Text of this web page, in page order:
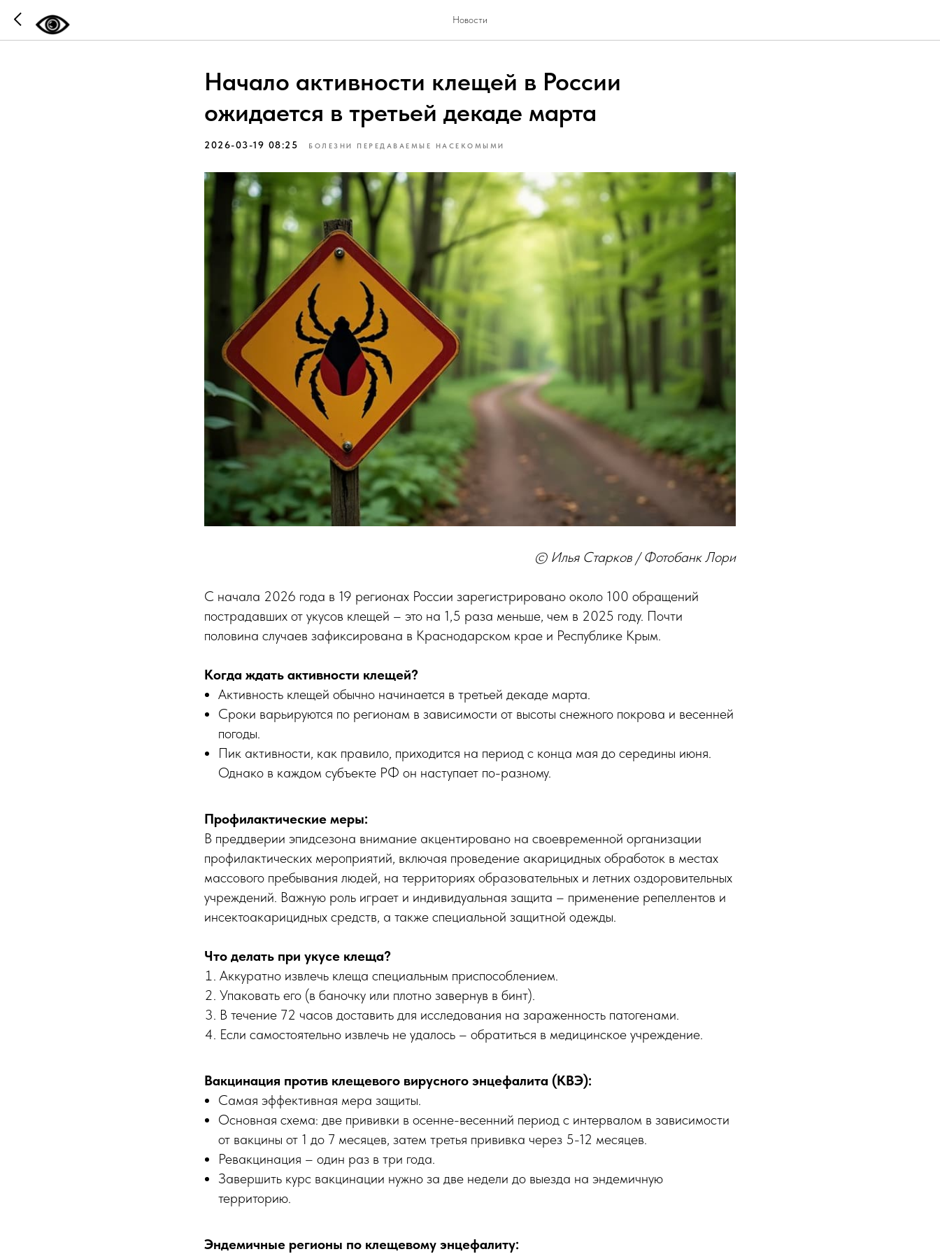
Новости
Начало активности клещей в России
ожидается в третьей декаде марта
2026-03-19 08:25 БОЛЕЗНИ ПЕРЕДАВАЕМЫЕ НАСЕКОМЫМИ
© Илья Старков / Фотобанк Лори
С начала 2026 года в 19 регионах России зарегистрировано около 100 обращений
пострадавших от укусов клещей – это на 1,5 раза меньше, чем в 2025 году. Почти
половина случаев зафиксирована в Краснодарском крае и Республике Крым.
Когда ждать активности клещей?
Активность клещей обычно начинается в третьей декаде марта.
Сроки варьируются по регионам в зависимости от высоты снежного покрова и весенней
погоды.
Пик активности, как правило, приходится на период с конца мая до середины июня.
Однако в каждом субъекте РФ он наступает по-разному.
Профилактические меры:
В преддверии эпидсезона внимание акцентировано на своевременной организации
профилактических мероприятий, включая проведение акарицидных обработок в местах
массового пребывания людей, на территориях образовательных и летних оздоровительных
учреждений. Важную роль играет и индивидуальная защита – применение репеллентов и
инсектоакарицидных средств, а также специальной защитной одежды.
Что делать при укусе клеща?
Аккуратно извлечь клеща специальным приспособлением.
Упаковать его (в баночку или плотно завернув в бинт).
В течение 72 часов доставить для исследования на зараженность патогенами.
Если самостоятельно извлечь не удалось – обратиться в медицинское учреждение.
Вакцинация против клещевого вирусного энцефалита (КВЭ):
Самая эффективная мера защиты.
Основная схема: две прививки в осенне-весенний период с интервалом в зависимости
от вакцины от 1 до 7 месяцев, затем третья прививка через 5-12 месяцев.
Ревакцинация – один раз в три года.
Завершить курс вакцинации нужно за две недели до выезда на эндемичную
территорию.
Эндемичные регионы по клещевому энцефалиту: